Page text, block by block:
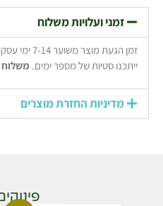
זמני ועלויות משלוח
זמן הגעת
ייתכנו סטיות של מספר ימים. משלוח
מדיניות החזרת מוצרים